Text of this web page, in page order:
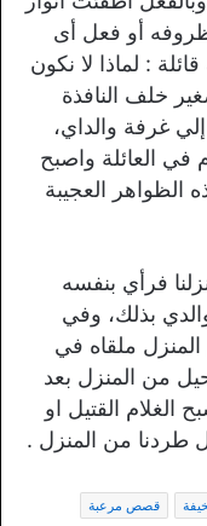
أو فعل أى
: لماذا لا نكون
خلف النافذة
غرفة والداي،
في العائلة واصبح
الظواهر العجيبة
فرأي بنفسه
بذلك، وفي
ملقاه في
من المنزل بعد
الغلام القتيل او
طردنا من المنزل .
قصص مرعبة